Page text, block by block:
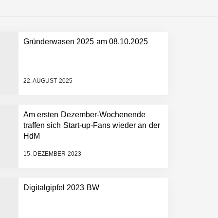
Gründerwasen 2025 am 08.10.2025
22. AUGUST 2025
Am ersten Dezember-Wochenende
traffen sich Start-up-Fans wieder an der
HdM
15. DEZEMBER 2023
Digitalgipfel 2023 BW
Entwicklungsprozesse